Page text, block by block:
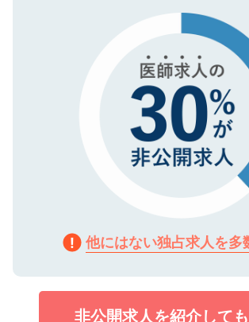
で、機密保持に関してもご安
他にはない独占求人を多
非公開求人を紹介して